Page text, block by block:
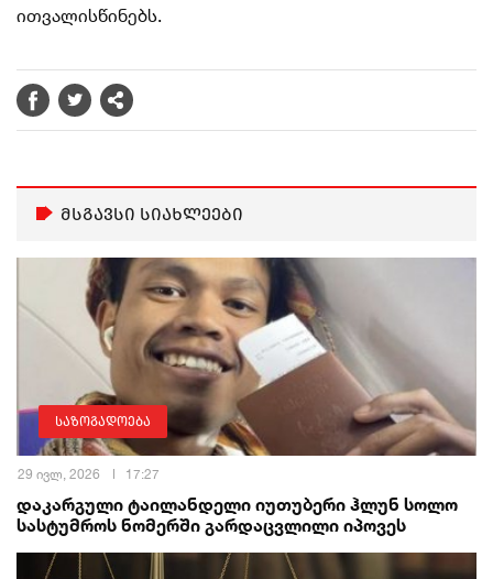
ითვალისწინებს.
მსგავსი სიახლეები
საზოგადოება
29 ივლ, 2026 17:27
დაკარგული ტაილანდელი იუთუბერი ჰლუნ სოლო
სასტუმროს ნომერში გარდაცვლილი იპოვეს